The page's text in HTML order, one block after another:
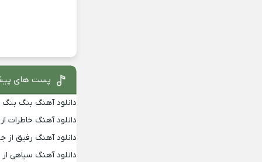
پست های
دانلود آهنگ بنگ بنگ
دانلود آهنگ خاطرات
دانلود آهنگ رفیق از
دانلود آهنگ سیاهی